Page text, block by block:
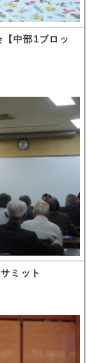
中部1ブロッ
ミット